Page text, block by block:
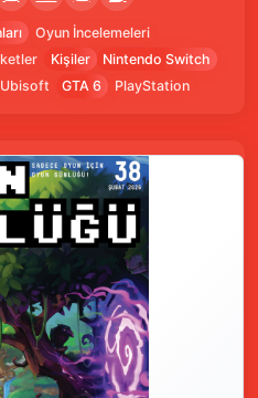
Oyun İncelemeleri
Kişiler
Nintendo Switch
Ubisoft GTA 6 PlayStation